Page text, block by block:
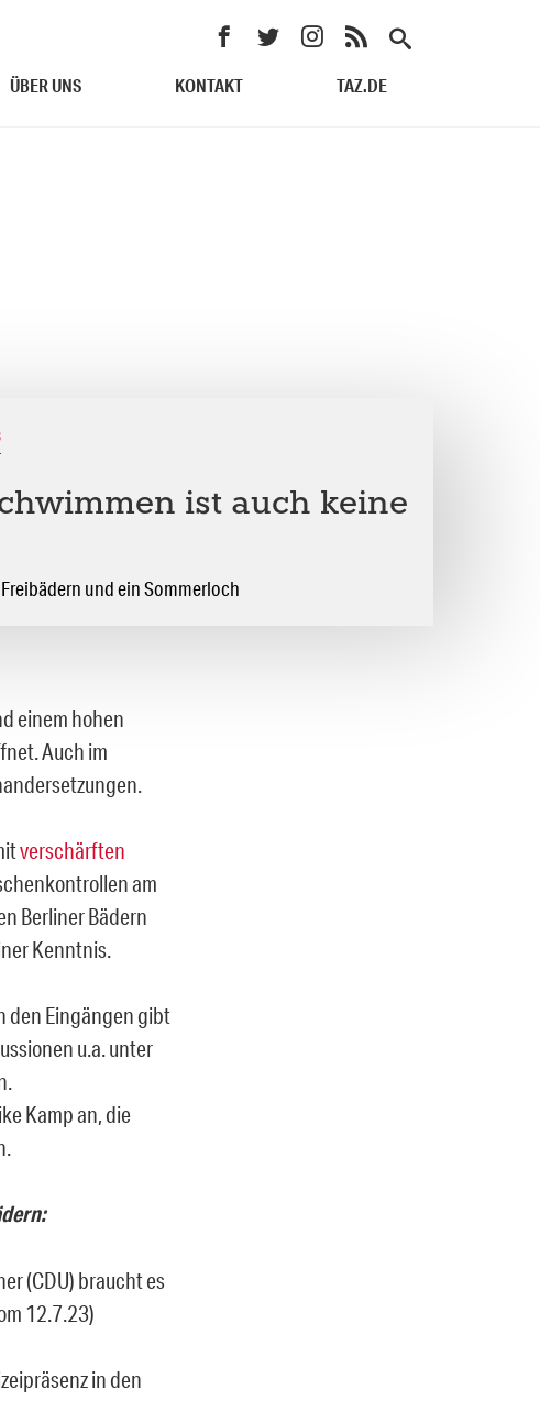
ÜBER UNS KONTAKT TAZ.DE
ist auch keine
und ein Sommerloch
einem hohen
Auch im
verschärften
am
Berliner Bädern
Kenntnis.
den Eingängen gibt
u.a. unter
Kamp an, die
(CDU) braucht es
12.7.23)
in den